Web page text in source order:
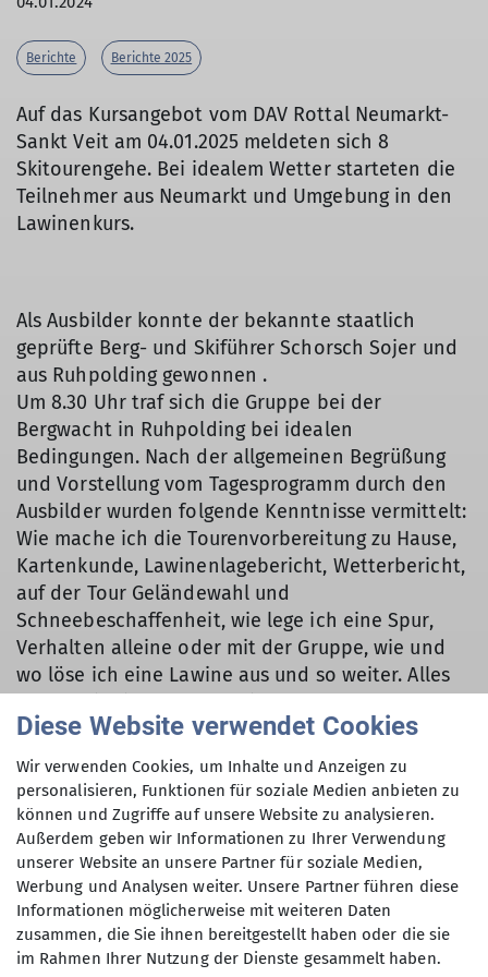
Berichte Berichte 2025
Auf das Kursangebot vom DAV Rottal Neumarkt-
Sankt Veit am 04.01.2025 meldeten sich 8
Skitourengehe. Bei idealem Wetter starteten die
Teilnehmer aus Neumarkt und Umgebung in den
Lawinenkurs.
Als Ausbilder konnte der bekannte staatlich
geprüfte Berg- und Skiführer Schorsch Sojer und
aus Ruhpolding gewonnen .
Um 8.30 Uhr traf sich die Gruppe bei der
Bergwacht in Ruhpolding bei idealen
Bedingungen. Nach der allgemeinen Begrüßung
und Vorstellung vom Tagesprogramm durch den
Ausbilder wurden folgende Kenntnisse vermittelt:
Wie mache ich die Tourenvorbereitung zu Hause,
Kartenkunde, Lawinenlagebericht, Wetterbericht,
auf der Tour Geländewahl und
Schneebeschaffenheit, wie lege ich eine Spur,
Verhalten alleine oder mit der Gruppe, wie und
wo löse ich eine Lawine aus und so weiter. Alles
wurde mit einer umfangreichen
Bilddokumentation belegt und umfassend erklärt.
Durch den Ausbilder wurden die VS-Geräte
ausgepackt, Zusatzausrüstung wie
Lawinenschaufel und Sonde kamen in den
Rucksack. Die Handhabung und das Anlegen am
Körper wurde erklärt. Nach der allgemeinen
Funktionskontrolle der Geräte ging es an den
Aufstieg mit Ski und Steigfellen zum
Übungsgelände. Wir fuhren anschließend zum
Diese Website verwendet Cookies
Wir verwenden Cookies, um Inhalte und Anzeigen zu
personalisieren, Funktionen für soziale Medien anbieten zu
können und Zugriffe auf unsere Website zu analysieren.
Außerdem geben wir Informationen zu Ihrer Verwendung
unserer Website an unsere Partner für soziale Medien,
Werbung und Analysen weiter. Unsere Partner führen diese
Informationen möglicherweise mit weiteren Daten
zusammen, die Sie ihnen bereitgestellt haben oder die sie
im Rahmen Ihrer Nutzung der Dienste gesammelt haben.